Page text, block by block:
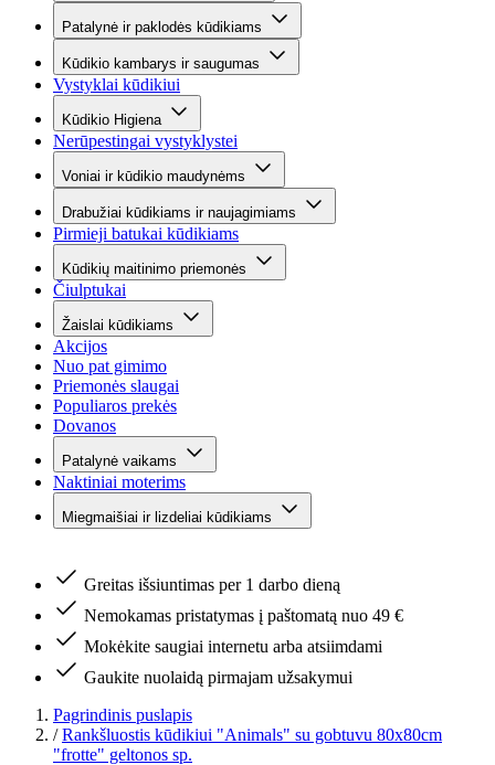
Patalynė ir paklodės kūdikiams
Kūdikio kambarys ir saugumas
Vystyklai kūdikiui
Kūdikio Higiena
Nerūpestingai vystyklystei
Voniai ir kūdikio maudynėms
Drabužiai kūdikiams ir naujagimiams
Pirmieji batukai kūdikiams
Kūdikių maitinimo priemonės
Čiulptukai
Žaislai kūdikiams
Akcijos
Nuo pat gimimo
Priemonės slaugai
Populiaros prekės
Dovanos
Patalynė vaikams
Naktiniai moterims
Miegmaišiai ir lizdeliai kūdikiams
Greitas išsiuntimas per 1 darbo dieną
Nemokamas pristatymas į paštomatą nuo 49 €
Mokėkite saugiai internetu arba atsiimdami
Gaukite nuolaidą pirmajam užsakymui
Pagrindinis puslapis
/ Rankšluostis kūdikiui "Animals" su gobtuvu 80x80cm
"frotte" geltonos sp.